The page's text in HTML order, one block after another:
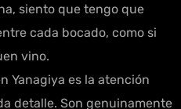
siento que tengo que
cada bocado, como si
vino.
Yanagiya es la atención
detalle. Son genuinamente